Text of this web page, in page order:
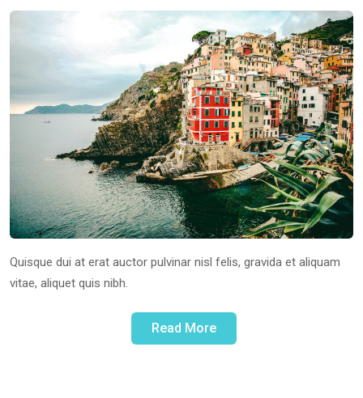
Quisque dui at erat auctor pulvinar nisl felis, gravida et aliquam
vitae, aliquet quis nibh.
Read More